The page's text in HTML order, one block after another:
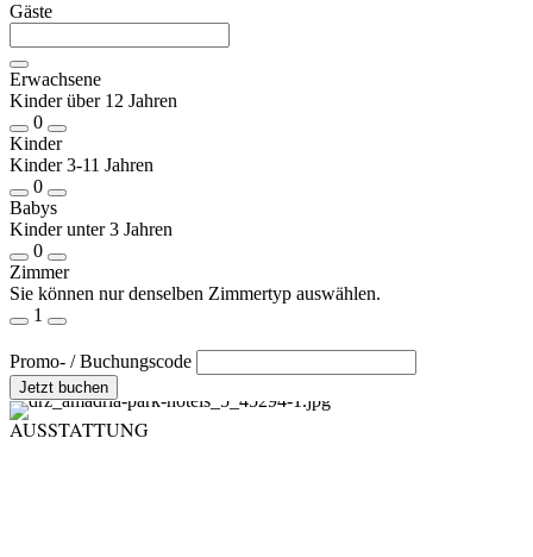
Gäste
Erwachsene
Kinder über 12 Jahren
0
Kinder
Kinder 3-11 Jahren
0
Babys
Kinder unter 3 Jahren
0
Zimmer
Sie können nur denselben Zimmertyp auswählen.
1
Promo- / Buchungscode
Jetzt buchen
AUSSTATTUNG